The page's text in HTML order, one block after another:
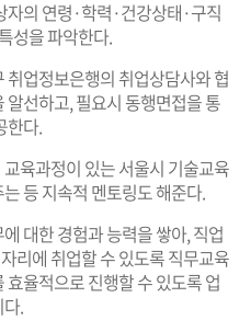
자의 연령·학력·건강상태·구직
성을 파악한다.
업정보은행의 취업상담사와 협
선하고, 필요시 동행면접을 통
한다.
육과정이 있는 서울시 기술교육
등 지속적 멘토링도 해준다.
대한 경험과 능력을 쌓아, 직업
리에 취업할 수 있도록 직무교육
율적으로 진행할 수 있도록 업
.